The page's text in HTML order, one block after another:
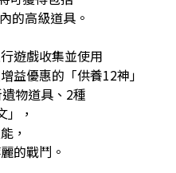
的高級道具。
遊戲收集並使用
益優惠的「供養12神」
物道具、2種
」，
，
的戰鬥。